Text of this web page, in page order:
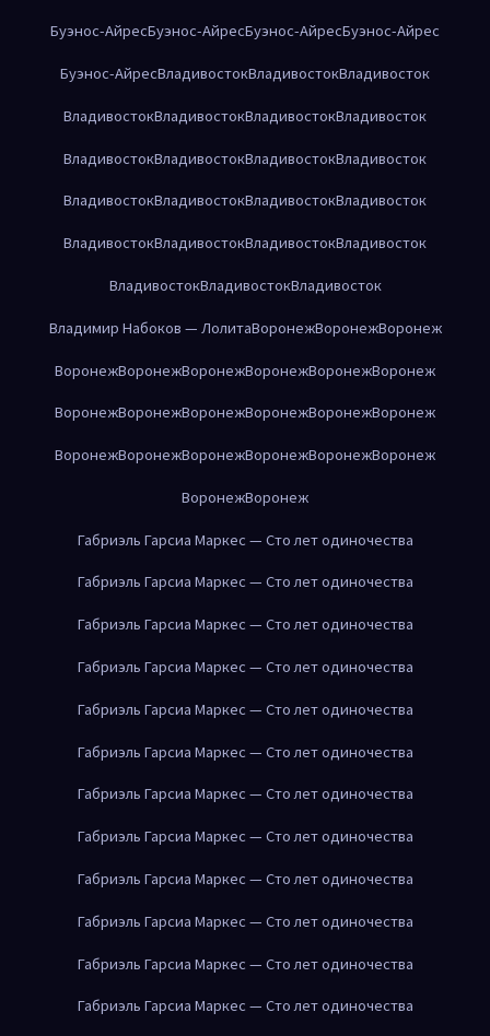
Буэнос-АйресБуэнос-АйресБуэнос-АйресБуэнос-Айрес
Буэнос-АйресВладивостокВладивостокВладивосток
ВладивостокВладивостокВладивостокВладивосток
ВладивостокВладивостокВладивостокВладивосток
ВладивостокВладивостокВладивостокВладивосток
ВладивостокВладивостокВладивостокВладивосток
ВладивостокВладивостокВладивосток
Владимир Набоков — ЛолитаВоронежВоронежВоронеж
ВоронежВоронежВоронежВоронежВоронежВоронеж
ВоронежВоронежВоронежВоронежВоронежВоронеж
ВоронежВоронежВоронежВоронежВоронежВоронеж
ВоронежВоронеж
Габриэль Гарсиа Маркес — Сто лет одиночества
Габриэль Гарсиа Маркес — Сто лет одиночества
Габриэль Гарсиа Маркес — Сто лет одиночества
Габриэль Гарсиа Маркес — Сто лет одиночества
Габриэль Гарсиа Маркес — Сто лет одиночества
Габриэль Гарсиа Маркес — Сто лет одиночества
Габриэль Гарсиа Маркес — Сто лет одиночества
Габриэль Гарсиа Маркес — Сто лет одиночества
Габриэль Гарсиа Маркес — Сто лет одиночества
Габриэль Гарсиа Маркес — Сто лет одиночества
Габриэль Гарсиа Маркес — Сто лет одиночества
Габриэль Гарсиа Маркес — Сто лет одиночества